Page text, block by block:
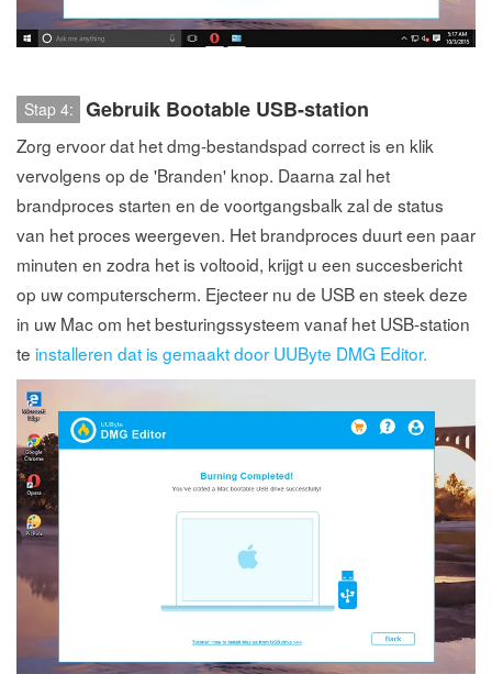
Stap 4: Gebruik Bootable USB-station
Zorg ervoor dat het dmg-bestandspad correct is en klik
vervolgens op de 'Branden' knop. Daarna zal het
brandproces starten en de voortgangsbalk zal de status
van het proces weergeven. Het brandproces duurt een paar
minuten en zodra het is voltooid, krijgt u een succesbericht
op uw computerscherm. Ejecteer nu de USB en steek deze
in uw Mac om het besturingssysteem vanaf het USB-station
te installeren dat is gemaakt door UUByte DMG Editor.